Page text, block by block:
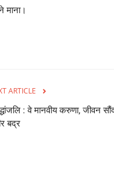
माना।
ARTICLE
: वे मानवीय करुणा, जीवन
बद्र